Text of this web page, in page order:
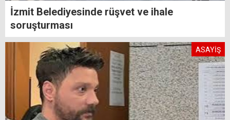
İzmit Belediyesinde rüşvet ve ihale
soruşturması
ASAYİŞ